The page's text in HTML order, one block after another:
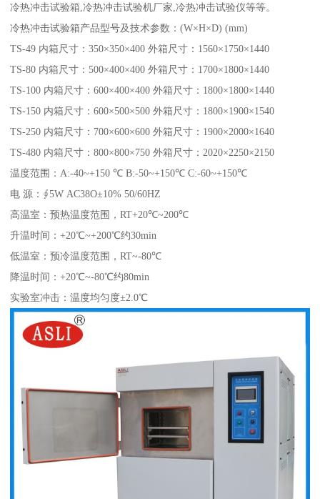
冷热冲击试验箱,冷热冲击试验机厂家,冷热冲击试验仪等等。
冷热冲击试验箱产品型号及技术参数：(W×H×D) (mm)
TS-49 内箱尺寸：350×350×400 外箱尺寸：1560×1750×1440
TS-80 内箱尺寸：500×400×400 外箱尺寸：1700×1800×1440
TS-100 内箱尺寸：600×400×400 外箱尺寸：1800×1800×1440
TS-150 内箱尺寸：600×500×500 外箱尺寸：1800×1900×1540
TS-250 内箱尺寸：700×600×600 外箱尺寸：1900×2000×1640
TS-480 内箱尺寸：800×800×750 外箱尺寸：2020×2250×2150
温度范围：A:-40~+150 ℃ B:-50~+150℃ C:-60~+150℃
电 源：∮5W AC38O±10% 50/60HZ
高温室：预热温度范围，RT+20℃~200℃
升温时间：+20℃~+200℃约30min
低温室：预冷温度范围，RT~-80℃
降温时间：+20℃~-80℃约80min
实验室冲击：温度均匀度±2.0℃